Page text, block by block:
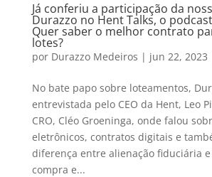
Já conferiu a participação da
Durazzo no Hent Talks, o
Quer saber o melhor contrato
lotes?
por Durazzo Medeiros | jun 22, 2023
No bate papo sobre loteamentos,
entrevistada pelo CEO da Hent, Leo
CRO, Cléo Groeninga, onde falou
eletrônicos, contratos digitais e
diferença entre alienação fiduciária
compra e...